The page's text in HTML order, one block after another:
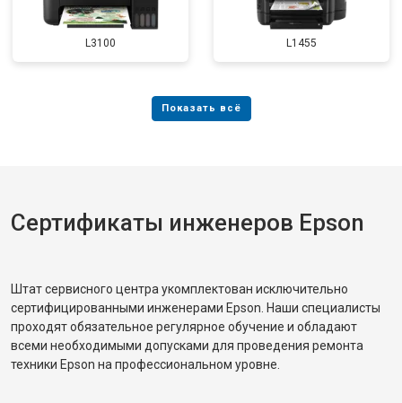
L3100 L1455
Сертификаты инженеров Epson
Штат сервисного центра укомплектован исключительно
сертифицированными инженерами Epson. Наши специалисты
проходят обязательное регулярное обучение и обладают
всеми необходимыми допусками для проведения ремонта
техники Epson на профессиональном уровне.